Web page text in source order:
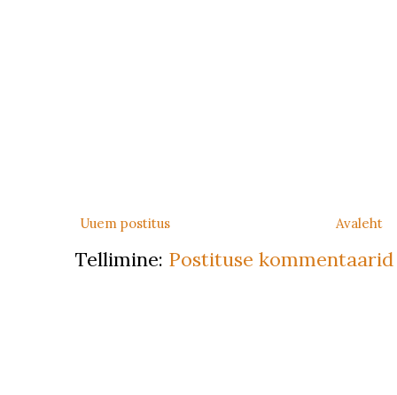
Uuem postitus Avaleht
Tellimine: Postituse